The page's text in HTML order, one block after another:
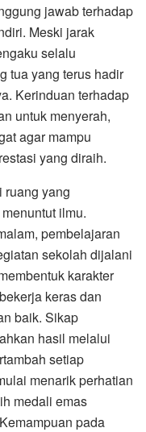
jawab terhadap
Meski jarak
selalu
tua yang terus hadir
Kerinduan terhadap
untuk menyerah,
agar mampu
yang diraih.
ruang yang
ilmu.
pembelajaran
sekolah dijalani
karakter
keras dan
baik. Sikap
hasil melalui
setiap
menarik perhatian
medali emas
pada